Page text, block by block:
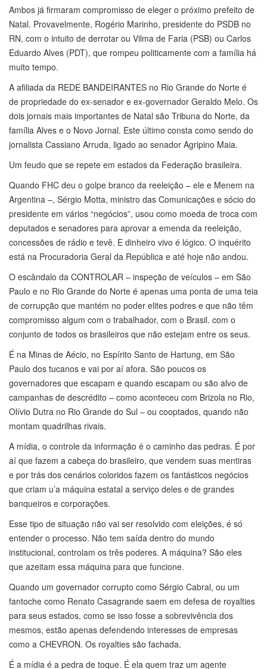
Ambos já firmaram compromisso de eleger o próximo prefeito de
Natal. Provavelmente, Rogério Marinho, presidente do PSDB no
RN, com o intuito de derrotar ou Vilma de Faria (PSB) ou Carlos
Eduardo Alves (PDT), que rompeu politicamente com a família há
muito tempo.
A afiliada da REDE BANDEIRANTES no Rio Grande do Norte é
de propriedade do ex-senador e ex-governador Geraldo Melo. Os
dois jornais mais importantes de Natal são Tribuna do Norte, da
família Alves e o Novo Jornal. Este último consta como sendo do
jornalista Cassiano Arruda, ligado ao senador Agripino Maia.
Um feudo que se repete em estados da Federação brasileira.
Quando FHC deu o golpe branco da reeleição – ele e Menem na
Argentina –, Sérgio Motta, ministro das Comunicações e sócio do
presidente em vários “negócios”, usou como moeda de troca com
deputados e senadores para aprovar a emenda da reeleição,
concessões de rádio e tevê. E dinheiro vivo é lógico. O inquérito
está na Procuradoria Geral da República e até hoje não andou.
O escândalo da CONTROLAR – inspeção de veículos – em São
Paulo e no Rio Grande do Norte é apenas uma ponta de uma teia
de corrupção que mantém no poder elites podres e que não têm
compromisso algum com o trabalhador, com o Brasil. com o
conjunto de todos os brasileiros que não estejam entre os seus.
É na Minas de Aécio, no Espírito Santo de Hartung, em São
Paulo dos tucanos e vai por aí afora. São poucos os
governadores que escapam e quando escapam ou são alvo de
campanhas de descrédito – como aconteceu com Brizola no Rio,
Olívio Dutra no Rio Grande do Sul – ou cooptados, quando não
montam quadrilhas rivais.
A mídia, o controle da informação é o caminho das pedras. É por
aí que fazem a cabeça do brasileiro, que vendem suas mentiras
e por trás dos cenários coloridos fazem os fantásticos negócios
que criam u’a máquina estatal a serviço deles e de grandes
banqueiros e corporações.
Esse tipo de situação não vai ser resolvido com eleições, é só
entender o processo. Não tem saída dentro do mundo
institucional, controlam os três poderes. A máquina? São eles
que azeitam essa máquina para que funcione.
Quando um governador corrupto como Sérgio Cabral, ou um
fantoche como Renato Casagrande saem em defesa de royalties
para seus estados, como se isso fosse a sobrevivência dos
mesmos, estão apenas defendendo interesses de empresas
como a CHEVRON. Os royalties são fachada.
É a mídia é a pedra de toque. É ela quem traz um agente